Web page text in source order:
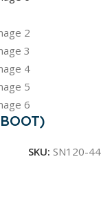
SKU: SN120-44